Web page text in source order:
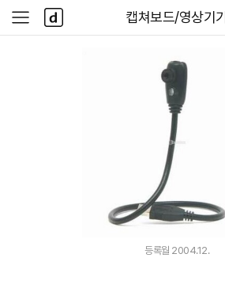
다나와
캡쳐보드/영상기기
사
이
다
나
와
등록월 2004.12.